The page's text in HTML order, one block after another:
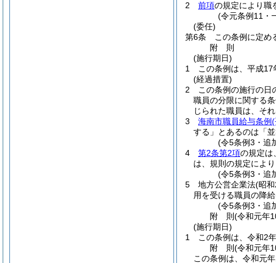
2
前項の規定により職
(令元条例11・
(委任)
第6条
この条例に定め
附 則
(施行期日)
1
この条例は、平成17
(経過措置)
2
この条例の施行の
職員の分限に関する条
じられた職員は、そ
3
海南市職員給与条例(
する」とあるのは「
(令5条例3・追
4
第2条第2項の規定は、
は、規則の規定により
(令5条例3・追
5
地方公営企業法(昭
用を受ける職員の降
(令5条例3・追
附 則(令和元年
(施行期日)
1
この条例は、令和2
附 則(令和元年
この条例は、令和元